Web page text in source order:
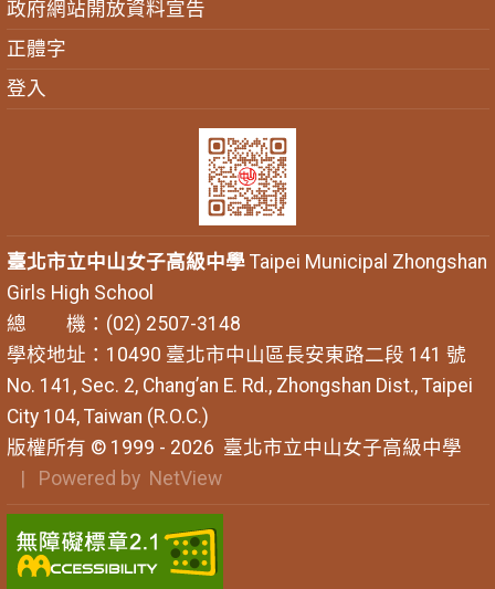
政府網站開放資料宣告
正體字
登入
臺北市立中山女子高級中學Taipei Municipal Zhongshan
Girls High School
總 機：(02) 2507-3148
學校地址：10490 臺北市中山區長安東路二段 141 號
No. 141, Sec. 2, Chang’an E. Rd., Zhongshan Dist., Taipei
City 104, Taiwan (R.O.C.)
版權所有 © 1999 - 2026 臺北市立中山女子高級中學
| Powered by NetView